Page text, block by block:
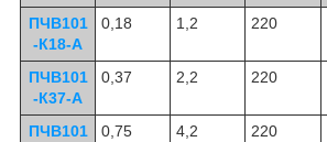
ПЧВ101
-К18-А
0,18 1,2 220
ПЧВ101
-К37-А
0,37 2,2 220
ПЧВ101
0,75 4,2 220